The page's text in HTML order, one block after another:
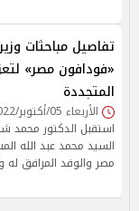
تفاصيل مباحثات
«فودافون مصر»
المتجددة
الأربعاء 05/أكتوبر/2022 - 02:11 م
استقبل الدكتور محمد
السيد محمد عبد الله
مصر والوفد المرافق